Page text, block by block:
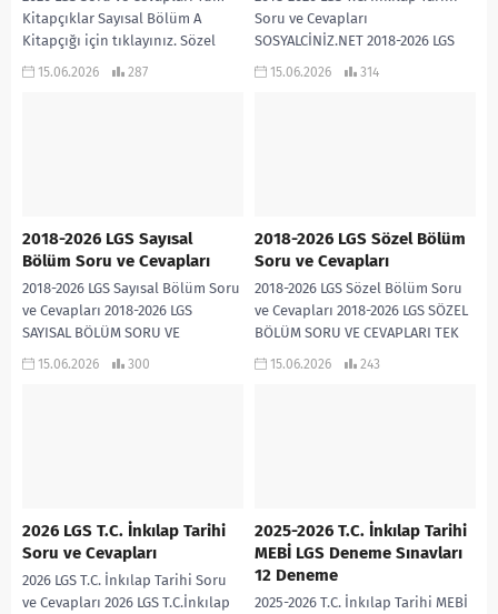
Kitapçıklar Sayısal Bölüm A
Kitapçığı için tıklayınız. Sözel
Bölüm A Kitapçığı için tıklayınız.
15.06.2026 287
Soru ve Cevapları
SOSYALCİNİZ.NET 2018-2026 LGS
T.C. İNKILAP TARİHİ SORU VE
15.06.2026 314
2018-2026 LGS Sayısal
Bölüm Soru ve Cevapları
2018-2026 LGS Sayısal Bölüm Soru
ve Cevapları 2018-2026 LGS
SAYISAL BÖLÜM SORU VE
CEVAPLARI TEK PDF
15.06.2026 300
2018-2026 LGS Sözel Bölüm
Soru ve Cevapları
2018-2026 LGS Sözel Bölüm Soru
ve Cevapları 2018-2026 LGS SÖZEL
BÖLÜM SORU VE CEVAPLARI TEK
PDF
15.06.2026 243
2026 LGS T.C. İnkılap Tarihi
Soru ve Cevapları
2026 LGS T.C. İnkılap Tarihi Soru
ve Cevapları 2026 LGS T.C.İnkılap
2025-2026 T.C. İnkılap Tarihi
MEBİ LGS Deneme Sınavları
12 Deneme
2025-2026 T.C. İnkılap Tarihi MEBİ